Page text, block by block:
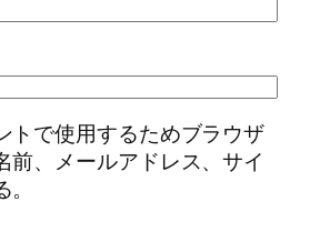
トで使用するためブラウザ
前、メールアドレス、サイ